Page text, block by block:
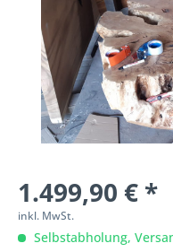
1.499,90 € *
inkl. MwSt.
Selbstabholung,